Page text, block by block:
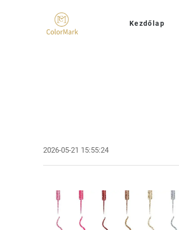
Kezdőlap
2026-05-21 15:55:24